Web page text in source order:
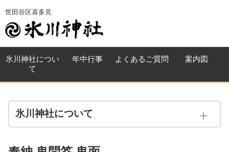
世田谷区喜多見
氷川神社につい
て
年中行事 よくある ご質問 案内図
氷川神社について